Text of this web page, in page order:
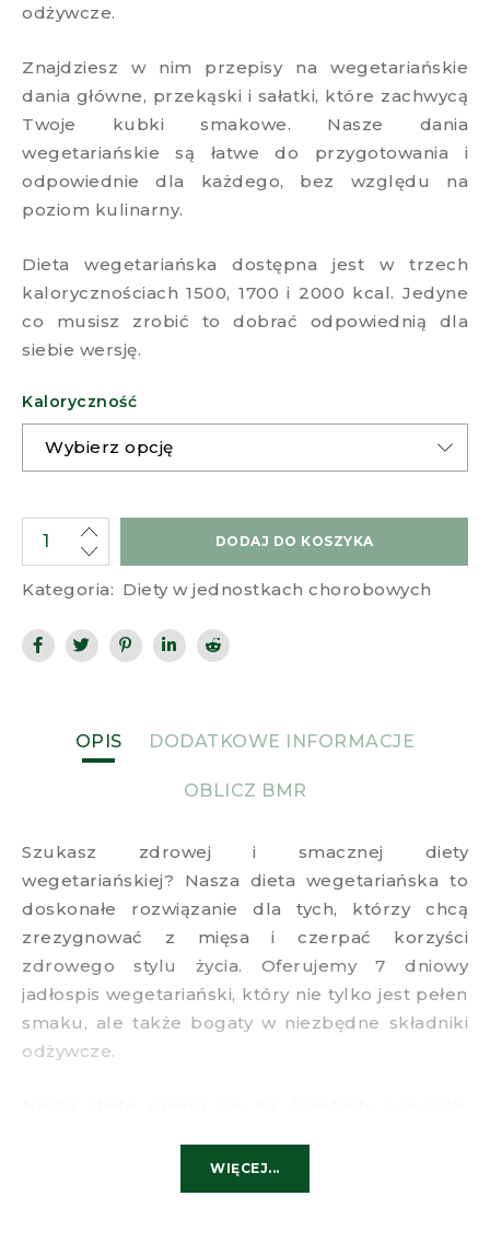
odżywcze.
Znajdziesz w nim przepisy na wegetariańskie
dania główne, przekąski i sałatki, które zachwycą
Twoje kubki smakowe. Nasze dania
wegetariańskie są łatwe do przygotowania i
odpowiednie dla każdego, bez względu na
poziom kulinarny.
Dieta wegetariańska dostępna jest w trzech
kalorycznościach 1500, 1700 i 2000 kcal. Jedyne
co musisz zrobić to dobrać odpowiednią dla
siebie wersję.
Kaloryczność
DODAJ DO KOSZYKA
Kategoria: Diety w jednostkach chorobowych
OPIS DODATKOWE INFORMACJE
OBLICZ BMR
Szukasz zdrowej i smacznej diety
wegetariańskiej? Nasza dieta wegetariańska to
doskonałe rozwiązanie dla tych, którzy chcą
zrezygnować z mięsa i czerpać korzyści
zdrowego stylu życia. Oferujemy 7 dniowy
jadłospis wegetariański, który nie tylko jest pełen
smaku, ale także bogaty w niezbędne składniki
odżywcze.
pełnoziarnistych produktach. Znajdziesz w niej
przepisy na wegetariańskie dania główne,
WIĘCEJ...